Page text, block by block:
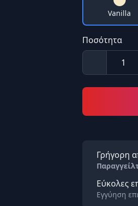
Vanilla
Ποσότητα
Γρήγορη
Εύκολες
Εγγύηση